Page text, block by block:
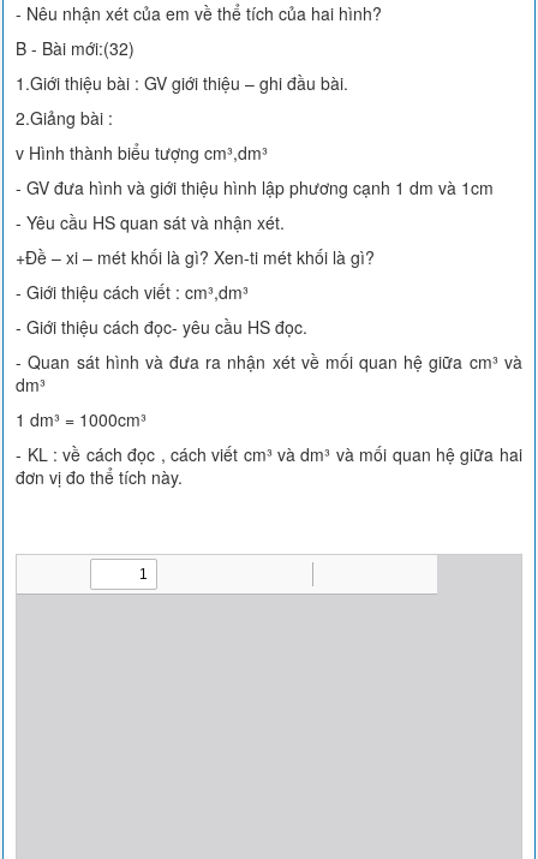
- Nêu nhận xét của em về thể tích của hai hình?
B - Bài mới:(32)
1.Giới thiệu bài : GV giới thiệu – ghi đầu bài.
2.Giảng bài :
v Hình thành biểu tượng cm³,dm³
- GV đưa hình và giới thiệu hình lập phương cạnh 1 dm và 1cm
- Yêu cầu HS quan sát và nhận xét.
+Đề – xi – mét khối là gì? Xen-ti mét khối là gì?
- Giới thiệu cách viết : cm³,dm³
- Giới thiệu cách đọc- yêu cầu HS đọc.
- Quan sát hình và đưa ra nhận xét về mối quan hệ giữa cm³ và
dm³
1 dm³ = 1000cm³
- KL : về cách đọc , cách viết cm³ và dm³ và mối quan hệ giữa hai
đơn vị đo thể tích này.